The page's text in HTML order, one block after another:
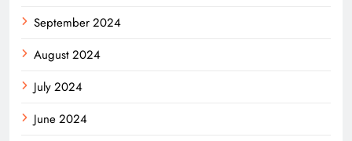
September 2024
August 2024
July 2024
June 2024